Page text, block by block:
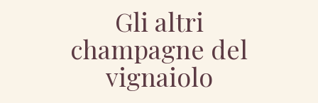
Gli altri
champagne del
vignaiolo